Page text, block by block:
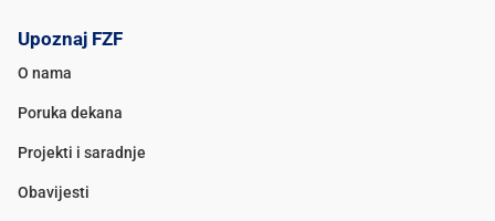
Upoznaj FZF
O nama
Poruka dekana
Projekti i saradnje
Obavijesti